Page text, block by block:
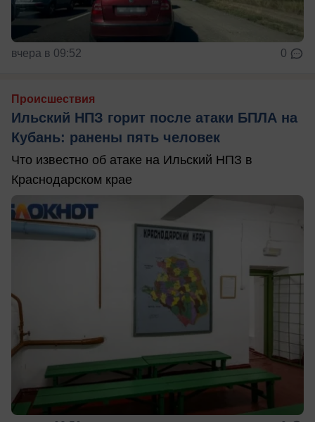
вчера в 09:52 0
Происшествия
Ильский НПЗ горит после атаки БПЛА на
Кубань: ранены пять человек
Что известно об атаке на Ильский НПЗ в
Краснодарском крае